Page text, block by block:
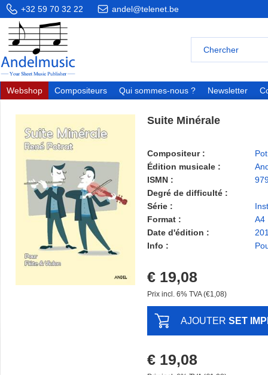
+32 59 70 32 22 andel@telenet.be
Webshop Compositeurs Qui sommes-nous ? Newsletter
Suite Minérale
Compositeur :
Édition musicale :
ISMN :
Degré de difficulté :
Série :
Format :
A4
Date d'édition :
Info :
€ 19,08
Prix ​​incl. 6% TVA (€1,08)
AJOUTER SET
€ 19,08